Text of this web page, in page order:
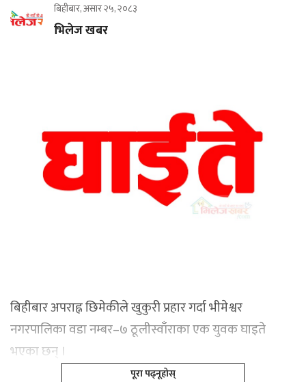
बिहीबार, असार २५, २०८३
भिलेज खबर
बिहीबार अपराह्न छिमेकीले खुकुरी प्रहार गर्दा भीमेश्वर
नगरपालिका वडा नम्बर–७ ठूलीस्वाँराका एक युवक घाइते
भएका छन् ।
पूरा पढ्नूहोस्